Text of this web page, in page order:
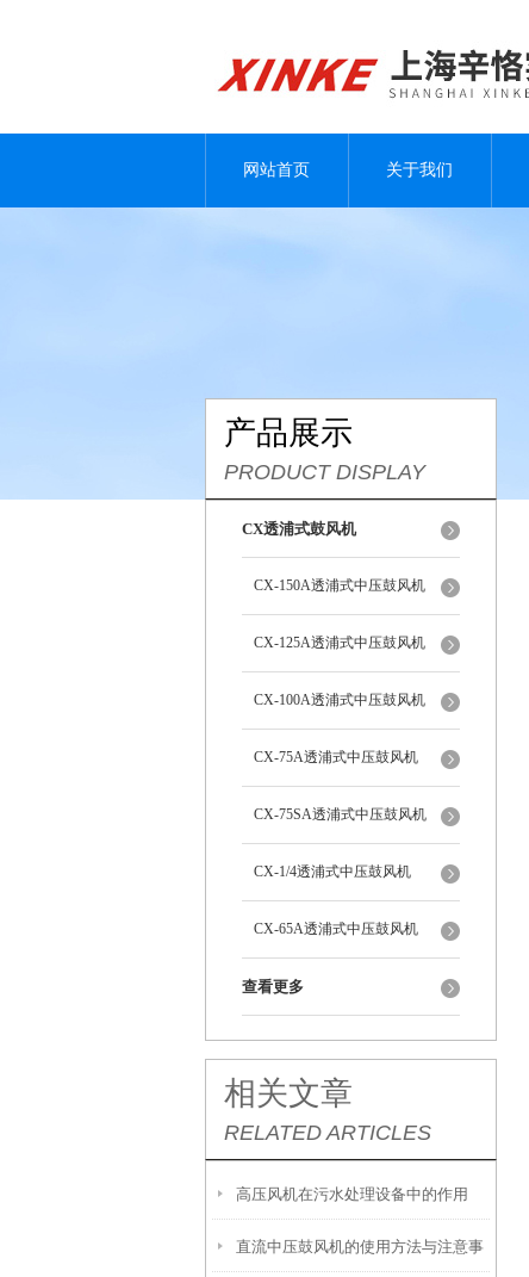
网站首页 关于我们
产品展示
PRODUCT DISPLAY
CX透浦式鼓风机
CX-150A透浦式中压鼓风机
CX-125A透浦式中压鼓风机
CX-100A透浦式中压鼓风机
CX-75A透浦式中压鼓风机
CX-75SA透浦式中压鼓风机
CX-1/4透浦式中压鼓风机
CX-65A透浦式中压鼓风机
查看更多
相关文章
RELATED ARTICLES
高压风机在污水处理设备中的作用
直流中压鼓风机的使用方法与注意事